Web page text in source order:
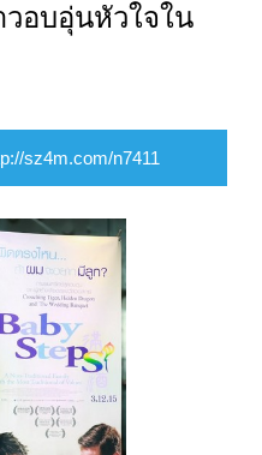
วอบอุ่นหัวใจใน